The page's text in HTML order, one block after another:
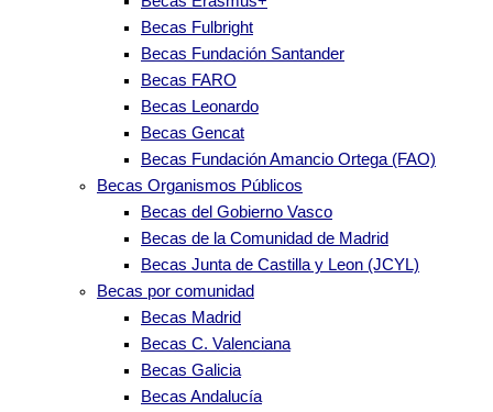
Becas Fulbright
Becas Fundación Santander
Becas FARO
Becas Leonardo
Becas Gencat
Becas Fundación Amancio Ortega (FAO)
Becas Organismos Públicos
Becas del Gobierno Vasco
Becas de la Comunidad de Madrid
Becas Junta de Castilla y Leon (JCYL)
Becas por comunidad
Becas Madrid
Becas C. Valenciana
Becas Galicia
Becas Andalucía